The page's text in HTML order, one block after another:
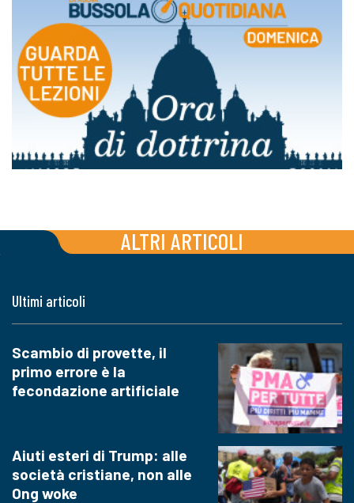
ALTRI ARTICOLI
Ultimi articoli
Scambio di provette, il
primo errore è la
fecondazione artificiale
Aiuti esteri di Trump: alle
società cristiane, non alle
Ong woke